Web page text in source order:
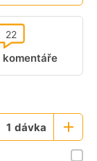
komentáře
22
1 dávka
Větší
porce